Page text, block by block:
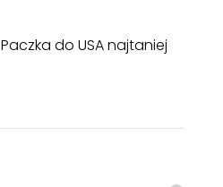
Paczka do USA najtaniej